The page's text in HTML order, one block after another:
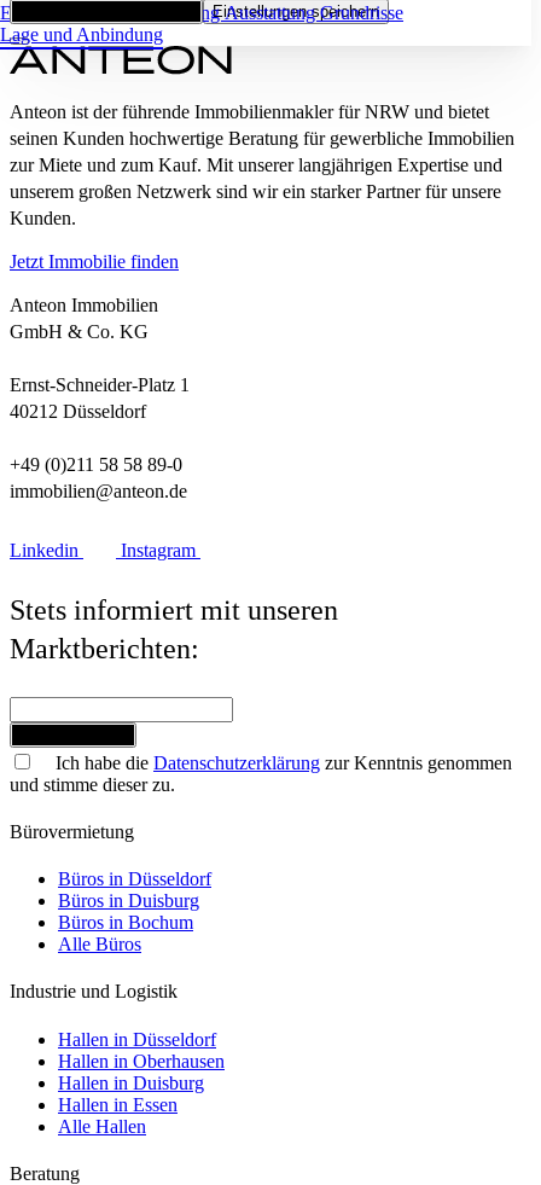
Eckdaten FlächenaufstellungAusstattungGrundrisse
Lage und Anbindung
Einstellungen speichern
Anteon ist der führende Immobilienmakler für NRW und bietet
seinen Kunden hochwertige Beratung für gewerbliche Immobilien
zur Miete und zum Kauf. Mit unserer langjährigen Expertise und
unserem großen Netzwerk sind wir ein starker Partner für unsere
Kunden.
Jetzt Immobilie finden
Anteon Immobilien
GmbH & Co. KG
Ernst-Schneider-Platz 1
40212 Düsseldorf
+49 (0)211 58 58 89-0
immobilien@anteon.de
Linkedin Instagram
Stets informiert mit unseren
Marktberichten:
Ich habe die Datenschutzerklärung zur Kenntnis genommen
und stimme dieser zu.
Bürovermietung
Büros in Düsseldorf
Büros in Duisburg
Büros in Bochum
Alle Büros
Industrie und Logistik
Hallen in Düsseldorf
Hallen in Oberhausen
Hallen in Duisburg
Hallen in Essen
Alle Hallen
Beratung